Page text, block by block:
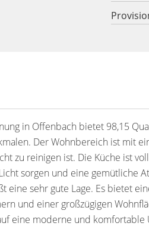
in Offenbach bietet 98,15
Der Wohnbereich ist mit
zu reinigen ist. Die Küche ist
sorgen und eine gemütliche
eine sehr gute Lage. Es bietet
und einer großzügigen
eine moderne und komfortable